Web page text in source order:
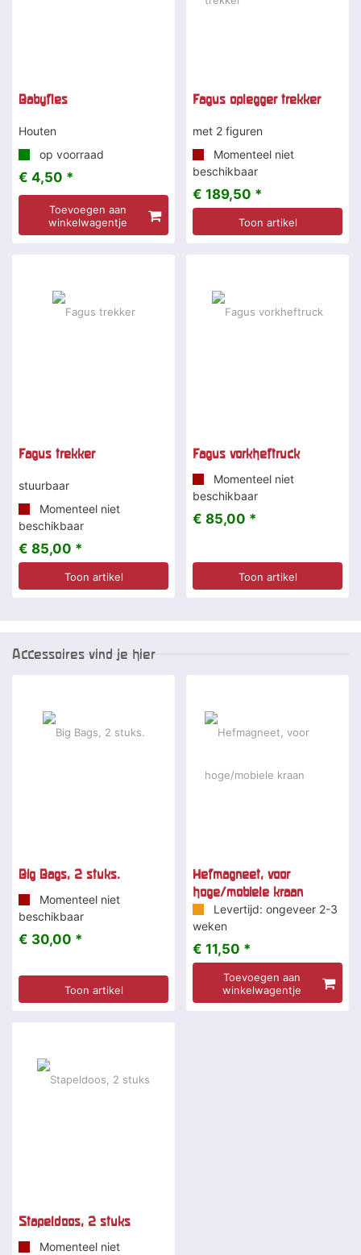
Babyfles
Houten
op voorraad
€ 4,50 *
Toevoegen aan
winkelwagentje
Fagus oplegger trekker
met 2 figuren
Momenteel niet
beschikbaar
€ 189,50 *
Toon artikel
Fagus trekker
stuurbaar
Momenteel niet
beschikbaar
€ 85,00 *
Toon artikel
Fagus vorkheftruck
Momenteel niet
beschikbaar
€ 85,00 *
Toon artikel
Accessoires vind je hier
Big Bags, 2 stuks.
Momenteel niet
beschikbaar
€ 30,00 *
Toon artikel
Hefmagneet, voor
hoge/mobiele kraan
Levertijd: ongeveer 2-3
weken
€ 11,50 *
Toevoegen aan
winkelwagentje
Stapeldoos, 2 stuks
Momenteel niet